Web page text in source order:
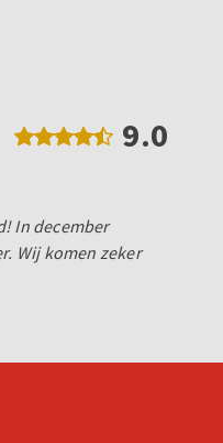
9.0
In december
Wij komen zeker